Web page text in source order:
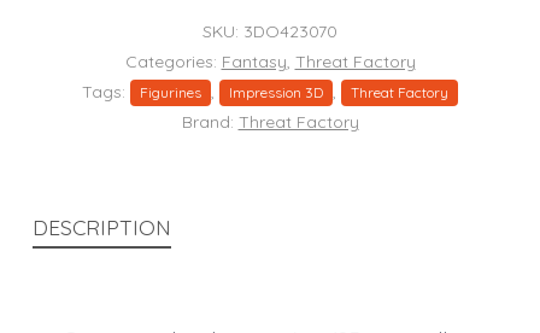
SKU: 3DO423070
Categories: Fantasy, Threat Factory
Tags:
Figurines , Impression 3D , Threat Factory
Brand: Threat Factory
DESCRIPTION